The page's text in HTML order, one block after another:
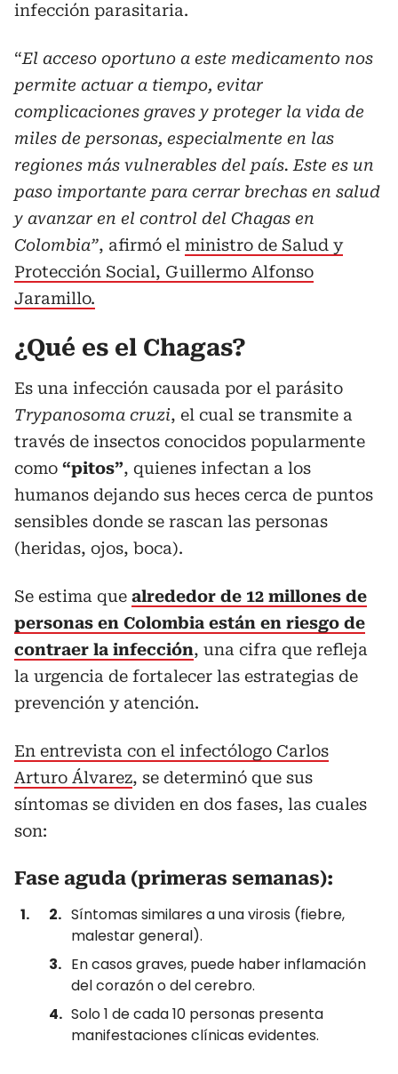
infección parasitaria.
“El acceso oportuno a este medicamento nos
permite actuar a tiempo, evitar
complicaciones graves y proteger la vida de
miles de personas, especialmente en las
regiones más vulnerables del país. Este es un
paso importante para cerrar brechas en salud
y avanzar en el control del Chagas en
Colombia”, afirmó el ministro de Salud y
Protección Social, Guillermo Alfonso
Jaramillo.
¿Qué es el Chagas?
Es una infección causada por el parásito
Trypanosoma cruzi, el cual se transmite a
través de insectos conocidos popularmente
como “pitos”, quienes infectan a los
humanos dejando sus heces cerca de puntos
sensibles donde se rascan las personas
(heridas, ojos, boca).
Se estima que alrededor de 12 millones de
personas en Colombia están en riesgo de
contraer la infección, una cifra que refleja
la urgencia de fortalecer las estrategias de
prevención y atención.
En entrevista con el infectólogo Carlos
Arturo Álvarez, se determinó que sus
síntomas se dividen en dos fases, las cuales
son:
Fase aguda (primeras semanas):
Síntomas similares a una virosis (fiebre,
malestar general).
En casos graves, puede haber inflamación
del corazón o del cerebro.
Solo 1 de cada 10 personas presenta
manifestaciones clínicas evidentes.